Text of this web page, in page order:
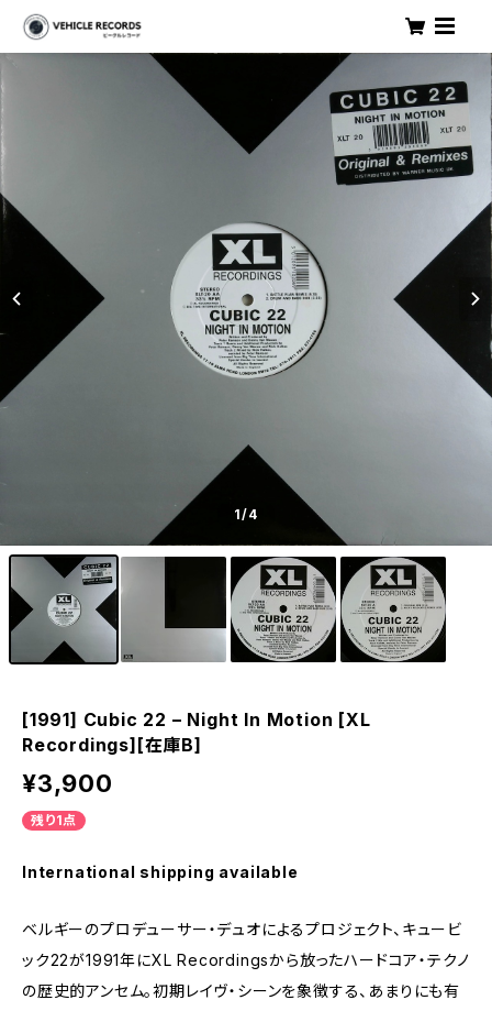
1/4
[1991] Cubic 22 – Night In Motion [XL
Recordings][在庫B]
¥3,900
残り1点
International shipping available
ベルギーのプロデューサー・デュオによるプロジェクト、キュービ
ック22が1991年にXL Recordingsから放ったハードコア・テクノ
の歴史的アンセム。初期レイヴ・シーンを象徴する、あまりにも有